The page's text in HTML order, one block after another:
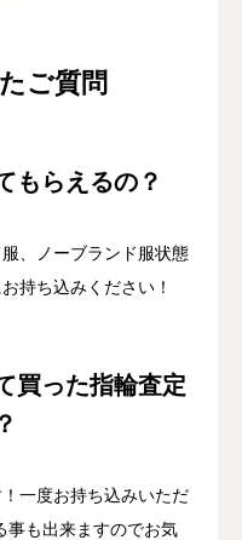
ご質問
もらえるの？
、ノーブランド服状態
持ち込みください！
買った指輪査定
一度お持ち込みいただ
事も出来ますのでお気